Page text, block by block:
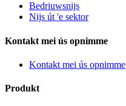
Bedriuwsnijs
Nijs út 'e sektor
Kontakt mei ús opnimme
Kontakt mei ús opnimme
Produkt